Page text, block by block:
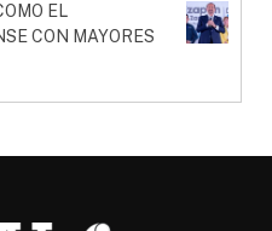
EL
CON MAYORES